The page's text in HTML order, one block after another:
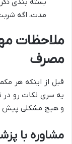
مدت، اگه
ملاحظات
مصرف
قبل از اینکه هر
یه سری نکات رو در
و هیچ مشکلی پیش
مشاوره با